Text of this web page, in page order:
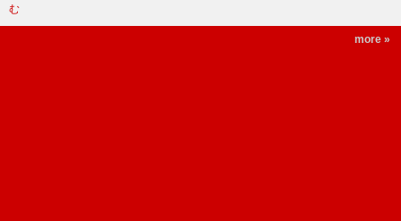
む
more »